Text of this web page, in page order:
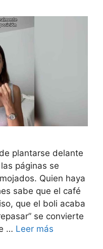
plantarse delante
páginas se
Quien haya
sabe que el café
que el boli acaba
se convierte
… Leer más